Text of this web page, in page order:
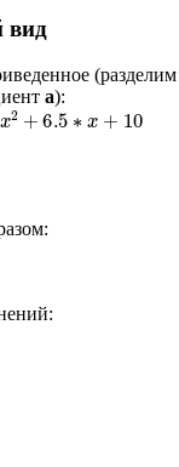
вид
(разделим
a):
x2+6.5∗ 10